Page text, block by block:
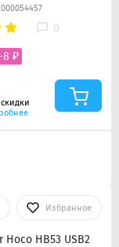
0
8 ₽
Избранное
Hoco HB53 USB2